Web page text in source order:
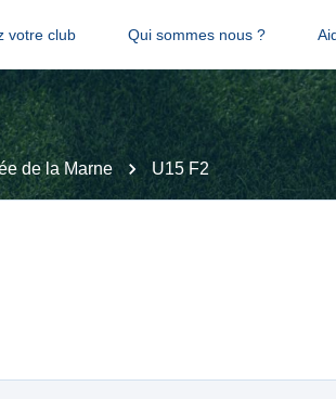
votre club Qui sommes nous ?
de la Marne U15 F2